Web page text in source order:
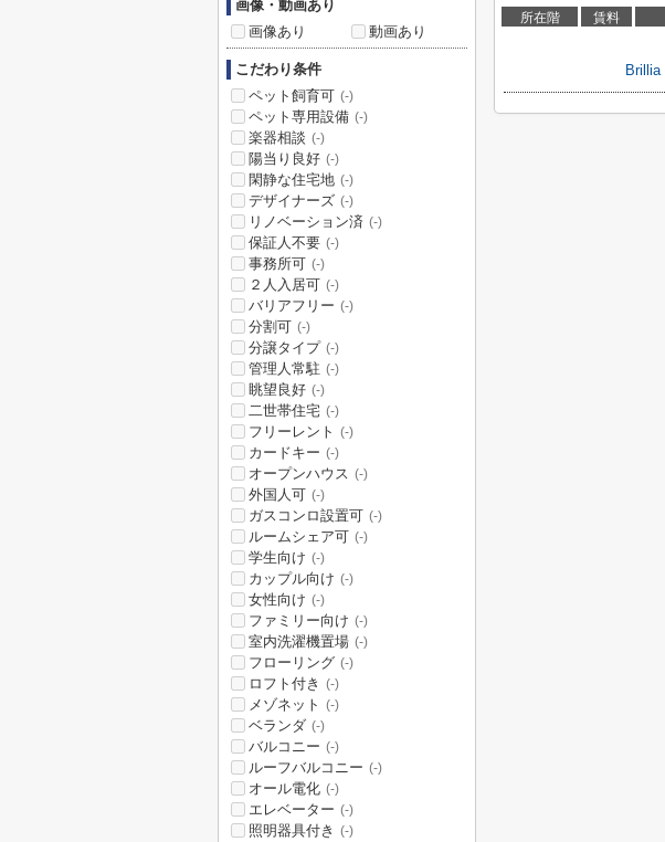
所在階 賃料
画像・動画あり
画像あり
動画あり
こだわり条件
ペット飼育可 (-)
ペット専用設備 (-)
楽器相談 (-)
陽当り良好 (-)
閑静な住宅地 (-)
デザイナーズ (-)
リノベーション済 (-)
保証人不要 (-)
事務所可 (-)
２人入居可 (-)
バリアフリー (-)
分割可 (-)
分譲タイプ (-)
管理人常駐 (-)
眺望良好 (-)
二世帯住宅 (-)
フリーレント (-)
カードキー (-)
オープンハウス (-)
外国人可 (-)
ガスコンロ設置可 (-)
ルームシェア可 (-)
学生向け (-)
カップル向け (-)
女性向け (-)
ファミリー向け (-)
室内洗濯機置場 (-)
フローリング (-)
ロフト付き (-)
メゾネット (-)
ベランダ (-)
バルコニー (-)
ルーフバルコニー (-)
オール電化 (-)
エレベーター (-)
照明器具付き (-)